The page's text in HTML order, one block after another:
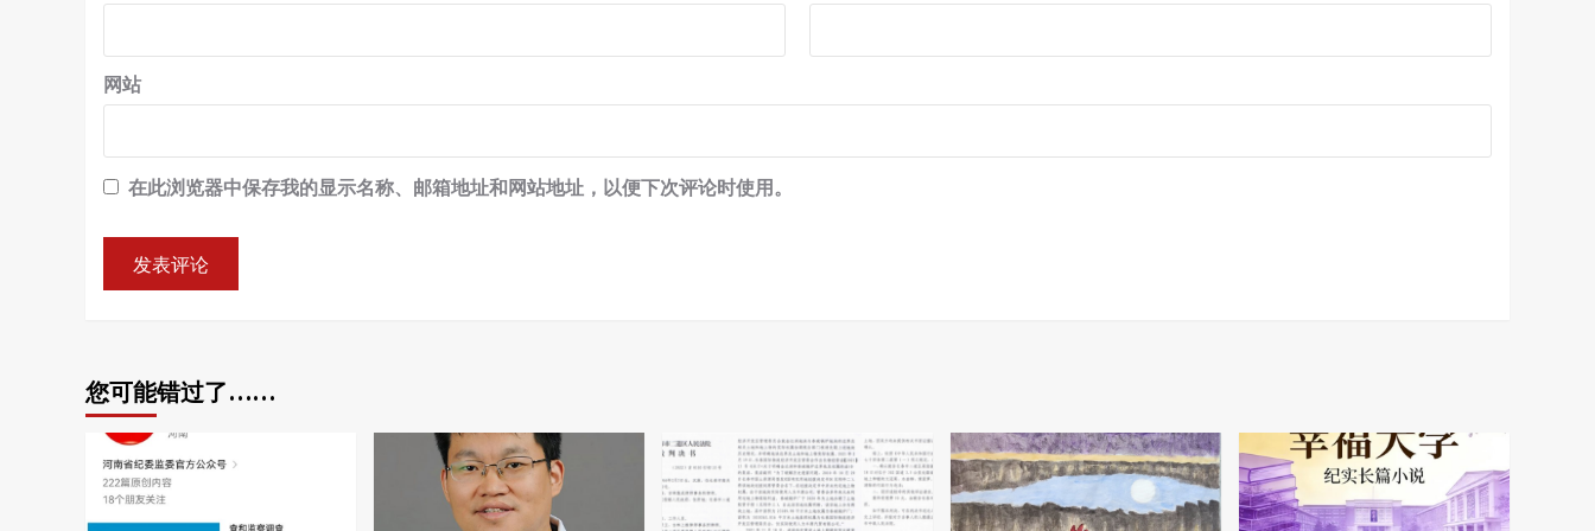
网站
在此浏览器中保存我的显示名称、邮箱地址和网站地址，以便下次评论时使用。
您可能错过了……